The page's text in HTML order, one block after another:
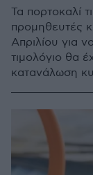
Τα πορτοκαλί
προμηθευτές
Απριλίου για
τιμολόγιο θα
κατανάλωση